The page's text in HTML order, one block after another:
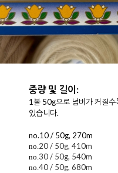
중량 및 길이:
1볼 50g으로 넘버가 커질수
있습니다.
no.10 / 50g, 270m
no.20 / 50g, 410m
no.30 / 50g, 540m
no.40 / 50g, 680m